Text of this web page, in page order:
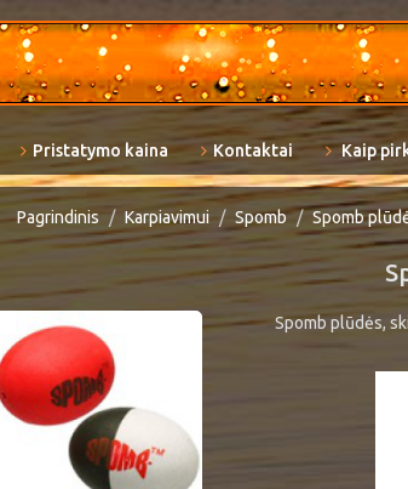
Pristatymo kaina Kontaktai Kaip
Pagrindinis Karpiavimui Spomb Spomb
Spomb plūdės,